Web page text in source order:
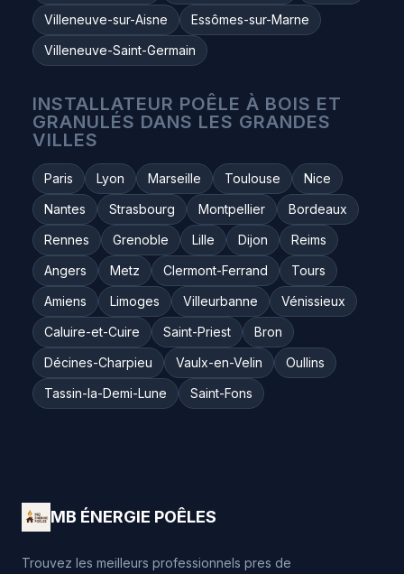
Villeneuve-sur-Aisne
Essômes-sur-Marne
Villeneuve-Saint-Germain
INSTALLATEUR POÊLE À BOIS ET
GRANULÉS DANS LES GRANDES
VILLES
Paris Lyon Marseille Toulouse
Nice
Nantes
Strasbourg Montpellier
Bordeaux
Rennes
Grenoble Lille Dijon
Reims
Angers
Metz Clermont-Ferrand
Tours
Amiens
Limoges Villeurbanne
Vénissieux
Caluire-et-Cuire
Saint-Priest
Bron
Décines-Charpieu
Vaulx-en-Velin
Oullins
Tassin-la-Demi-Lune
Saint-Fons
MB ÉNERGIE POÊLES
Trouvez les meilleurs professionnels pres de